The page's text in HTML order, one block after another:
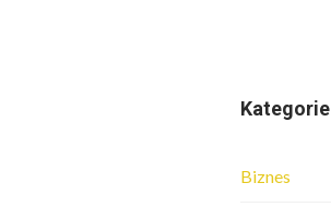
Kategorie
Biznes